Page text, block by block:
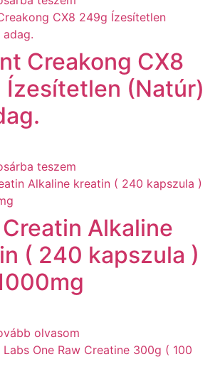
Creakong CX8
Ízesítetlen (Natúr)
teszem
Alkaline
( 240 kapszula )
olvasom